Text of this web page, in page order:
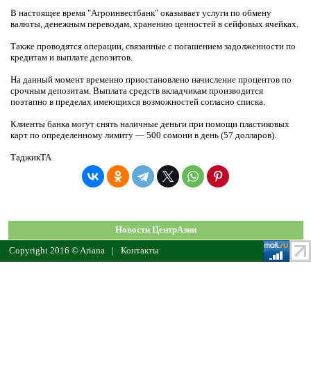
В настоящее время "Агроинвестбанк" оказывает услуги по обмену
валюты, денежным переводам, хранению ценностей в сейфовых ячейках.
Также проводятся операции, связанные с погашением задолженности по
кредитам и выплате депозитов.
На данный момент временно приостановлено начисление процентов по
срочным депозитам. Выплата средств вкладчикам производится
поэтапно в пределах имеющихся возможностей согласно списка.
Клиенты банка могут снять наличные деньги при помощи пластиковых
карт по определенному лимиту — 500 сомони в день (57 долларов).
ТаджикТА
Новости ЦентрАзии
Copyright 2016 © Ariana
| Контакты